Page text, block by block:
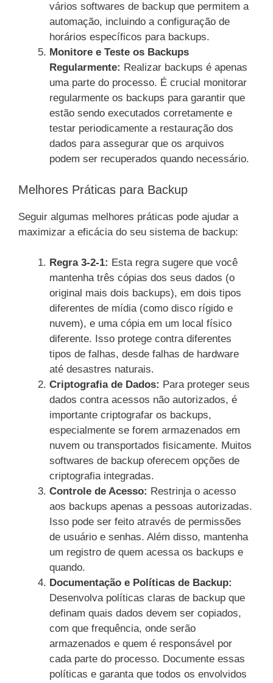
vários softwares de backup que permitem a
automação, incluindo a configuração de
horários específicos para backups.
Monitore e Teste os Backups
Regularmente: Realizar backups é apenas
uma parte do processo. É crucial monitorar
regularmente os backups para garantir que
estão sendo executados corretamente e
testar periodicamente a restauração dos
dados para assegurar que os arquivos
podem ser recuperados quando necessário.
Melhores Práticas para Backup
Seguir algumas melhores práticas pode ajudar a
maximizar a eficácia do seu sistema de backup:
Regra 3-2-1: Esta regra sugere que você
mantenha três cópias dos seus dados (o
original mais dois backups), em dois tipos
diferentes de mídia (como disco rígido e
nuvem), e uma cópia em um local físico
diferente. Isso protege contra diferentes
tipos de falhas, desde falhas de hardware
até desastres naturais.
Criptografia de Dados: Para proteger seus
dados contra acessos não autorizados, é
importante criptografar os backups,
especialmente se forem armazenados em
nuvem ou transportados fisicamente. Muitos
softwares de backup oferecem opções de
criptografia integradas.
Controle de Acesso: Restrinja o acesso
aos backups apenas a pessoas autorizadas.
Isso pode ser feito através de permissões
de usuário e senhas. Além disso, mantenha
um registro de quem acessa os backups e
quando.
Documentação e Políticas de Backup:
Desenvolva políticas claras de backup que
definam quais dados devem ser copiados,
com que frequência, onde serão
armazenados e quem é responsável por
cada parte do processo. Documente essas
políticas e garanta que todos os envolvidos